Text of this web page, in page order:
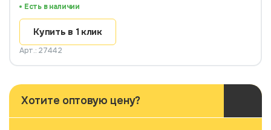
Есть в наличии
Купить в 1 клик
Арт.: 27442
Хотите оптовую цену?